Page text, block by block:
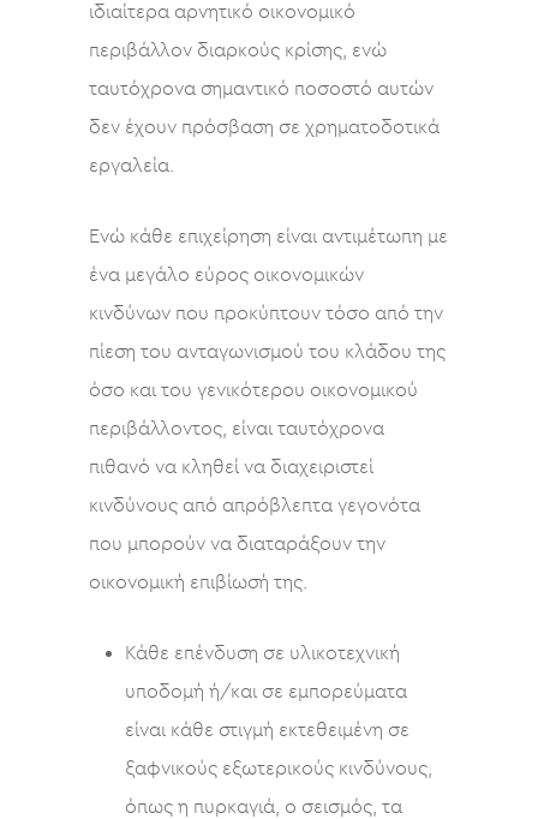
ιδιαίτερα αρνητικό οικονομικό
περιβάλλον διαρκούς κρίσης, ενώ
ταυτόχρονα σημαντικό ποσοστό αυτών
δεν έχουν πρόσβαση σε χρηματοδοτικά
εργαλεία.
Ενώ κάθε επιχείρηση είναι αντιμέτωπη με
ένα μεγάλο εύρος οικονομικών
κινδύνων που προκύπτουν τόσο από την
πίεση του ανταγωνισμού του κλάδου της
όσο και του γενικότερου οικονομικού
περιβάλλοντος, είναι ταυτόχρονα
πιθανό να κληθεί να διαχειριστεί
κινδύνους από απρόβλεπτα γεγονότα
που μπορούν να διαταράξουν την
οικονομική επιβίωσή της.
Κάθε επένδυση σε υλικοτεχνική
υποδομή ή/και σε εμπορεύματα
είναι κάθε στιγμή εκτεθειμένη σε
ξαφνικούς εξωτερικούς κινδύνους,
όπως η πυρκαγιά, ο σεισμός, τα